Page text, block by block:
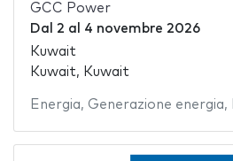
GCC Power
Dal 2 al 4 novembre 2026
Kuwait
Kuwait, Kuwait
Energia, Generazione energia,